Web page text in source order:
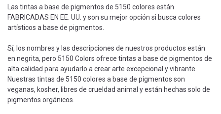
Las tintas a base de pigmentos de 5150 colores están
FABRICADAS EN EE. UU. y son su mejor opción si busca colores
artísticos a base de pigmentos.
Sí, los nombres y las descripciones de nuestros productos están
en negrita, pero 5150 Colors ofrece tintas a base de pigmentos de
alta calidad para ayudarlo a crear arte excepcional y vibrante.
Nuestras tintas de 5150 colores a base de pigmentos son
veganas, kosher, libres de crueldad animal y están hechas solo de
pigmentos orgánicos.